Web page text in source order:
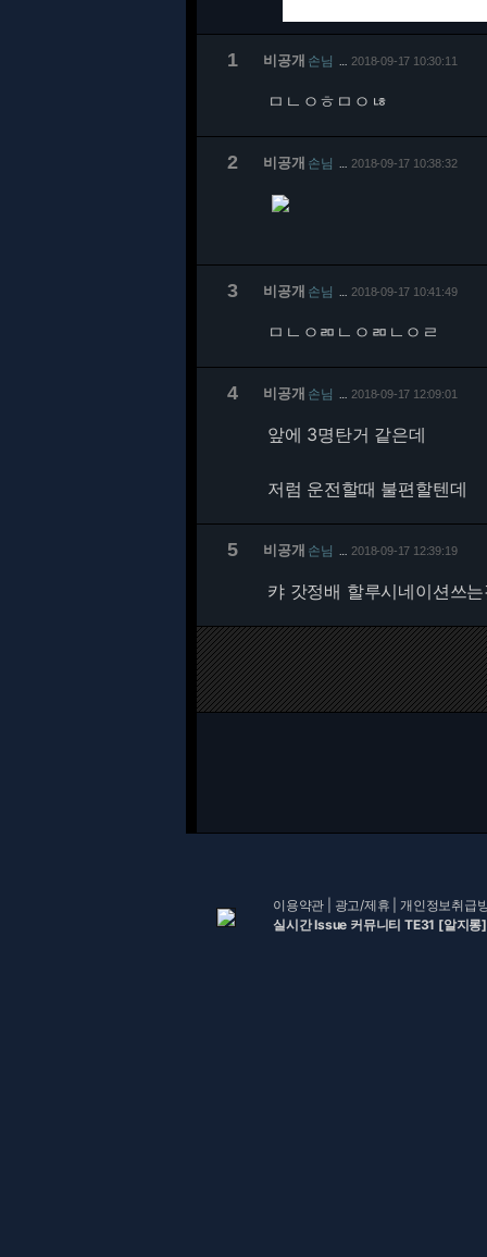
1 비공개 손님 2018-09-17 10:30:11
ㅁㄴㅇㅎㅁㅇㄶ
2 비공개 손님 2018-09-17 10:38:32
3 비공개 손님 2018-09-17 10:41:49
ㅁㄴㅇㄻㄴㅇㄻㄴㅇㄹ
4 비공개 손님 2018-09-17 12:09:01
앞에 3명탄거 같은데
저럼 운전할때 불편할텐데
5 비공개 손님 2018-09-17 12:39:19
캬 갓정배 할루시네이션쓰
이용약관 광고/제휴 |개인정보취급
실시간 Issue 커뮤니티 TE31 [알지